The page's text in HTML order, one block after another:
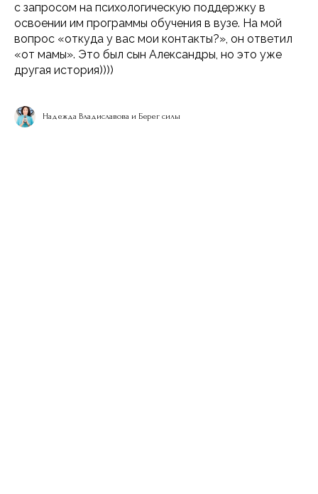
с запросом на психологическую поддержку в
освоении им программы обучения в вузе. На мой
вопрос «откуда у вас мои контакты?», он ответил
«от мамы». Это был сын Александры, но это уже
другая история))))
Надежда Владиславова и Берег силы